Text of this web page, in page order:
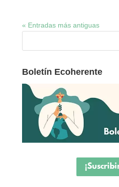
« Entradas más antiguas
Boletín Ecoherente